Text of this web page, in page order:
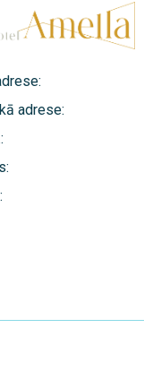
adrese: